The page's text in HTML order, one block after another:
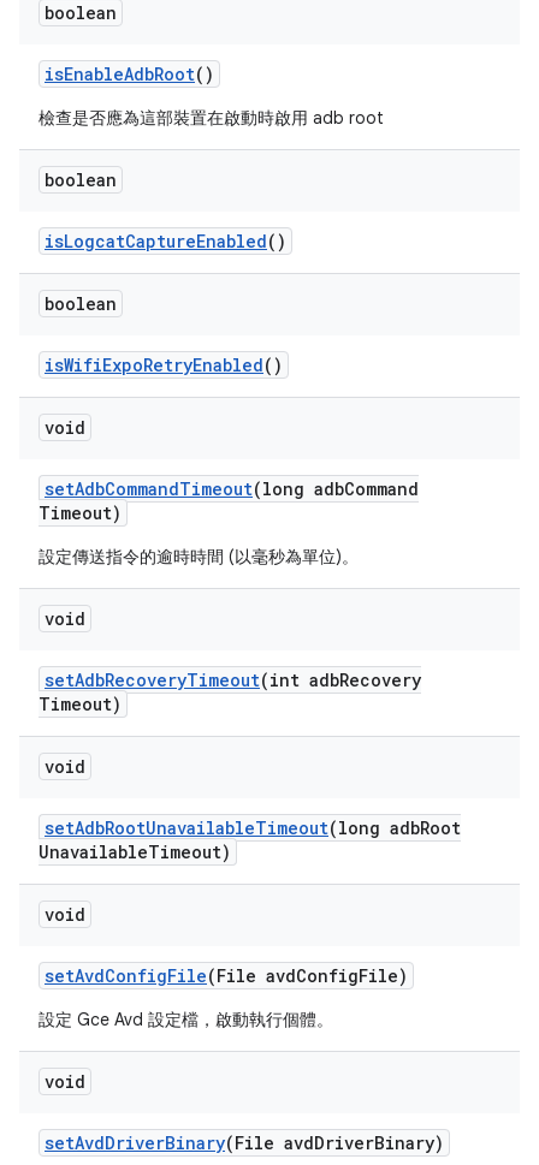
boolean
isEnableAdbRoot()
檢查是否應為這部裝置在啟動時啟用 adb root
boolean
isLogcatCaptureEnabled()
boolean
isWifiExpoRetryEnabled()
void
setAdbCommandTimeout(long adbCommand
Timeout)
設定傳送指令的逾時時間 (以毫秒為單位)。
void
setAdbRecoveryTimeout(int adbRecovery
Timeout)
void
setAdbRootUnavailableTimeout(long adbRoot
UnavailableTimeout)
void
setAvdConfigFile(File avdConfigFile)
設定 Gce Avd 設定檔，啟動執行個體。
void
setAvdDriverBinary(File avdDriverBinary)